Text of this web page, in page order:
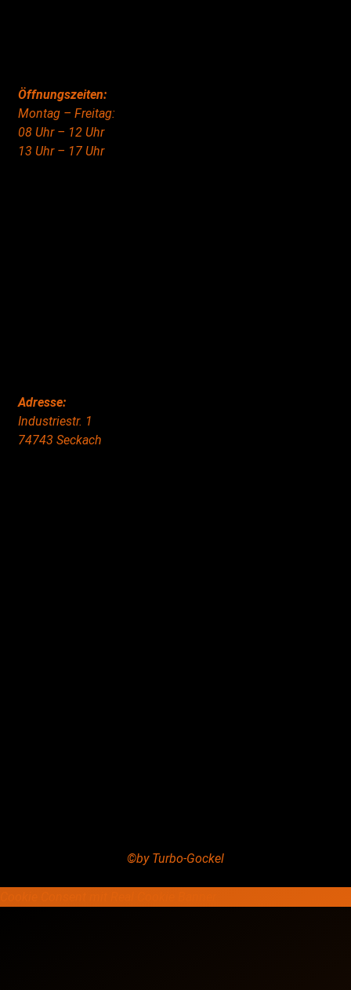
Adresse:
Industriestr. 1
74743 Seckach
Öffnungszeiten:
Montag – Freitag:
08 Uhr – 12 Uhr
13 Uhr – 17 Uhr
©by Turbo-Gockel